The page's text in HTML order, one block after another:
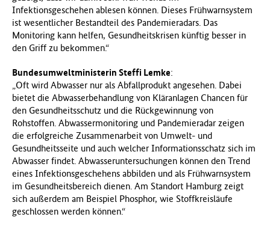
M
G
)
Infektionsgeschehen ablesen können. Dieses Frühwarnsystem
ist wesentlicher Bestandteil des Pandemieradars. Das
Monitoring kann helfen, Gesundheitskrisen künftig besser in
den Griff zu bekommen.“
Bundesumweltministerin Steffi Lemke:
„Oft wird Abwasser nur als Abfallprodukt angesehen. Dabei
bietet die Abwasserbehandlung von Kläranlagen Chancen für
den Gesundheitsschutz und die Rückgewinnung von
Rohstoffen. Abwassermonitoring und Pandemieradar zeigen
die erfolgreiche Zusammenarbeit von Umwelt- und
Gesundheitsseite und auch welcher Informationsschatz sich im
Abwasser findet. Abwasseruntersuchungen können den Trend
eines Infektionsgeschehens abbilden und als Frühwarnsystem
im Gesundheitsbereich dienen. Am Standort Hamburg zeigt
sich außerdem am Beispiel Phosphor, wie Stoffkreisläufe
geschlossen werden können.“